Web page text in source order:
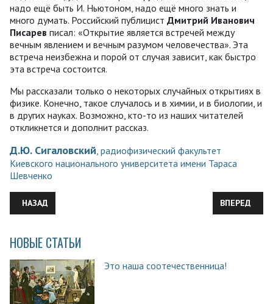
надо ещё быть И. Ньютоном, надо ещё много знать и
много думать. Российский публицист Дмитрий Иванович
Писарев писал: «Открытие является встречей между
вечным явлением и вечным разумом человечества». Эта
встреча неизбежна и порой от случая зависит, как быстро
эта встреча состоится.
Мы рассказали только о некоторых случайных открытиях в
физике. Конечно, такое случалось и в химии, и в биологии, и
в других науках. Возможно, кто-то из наших читателей
откликнется и дополнит рассказ.
Д.Ю. Сигаловский , радиофизический факультет
Киевского национального университета имени Тараса
Шевченко
ПРЕДЫДУЩИЙ: ВСЕМИРНО ИЗВЕСТНЫЙ БИОХИМИК
НАЗАД ВПЕРЕД
НОВЫЕ СТАТЬИ
Это наша соотечественница!